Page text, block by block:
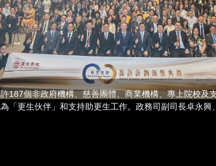
187個非政府機構、慈善團體、商業機構、專上院校
「更生伙伴」和支持助更生工作。政務司副司長卓永興